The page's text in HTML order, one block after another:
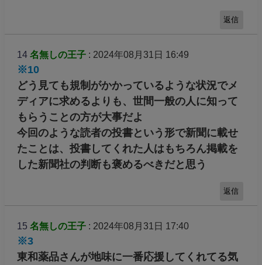
返信
14 名無しの王子: 2024年08月31日 16:49
※10
どう見ても規制がかかっているような状況でメ
ディアに求めるよりも、世間一般の人に知って
もらうことの方が大事だよ
今回のような読者の投書という形で新聞に載せ
たことは、投書してくれた人はもちろん掲載を
した新聞社の判断も褒めるべきだと思う
返信
15 名無しの王子: 2024年08月31日 17:40
※3
東和薬品さんが地味に一番応援してくれてる気